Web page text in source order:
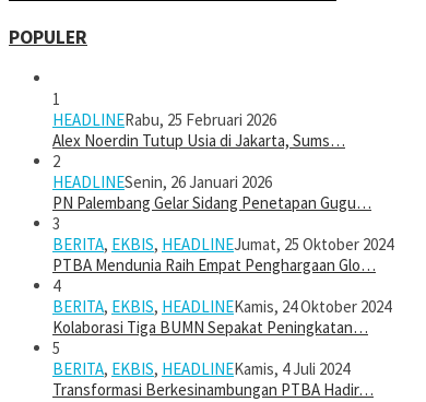
POPULER
1
HEADLINERabu, 25 Februari 2026
Alex Noerdin Tutup Usia di Jakarta, Sums…
2
HEADLINESenin, 26 Januari 2026
PN Palembang Gelar Sidang Penetapan Gugu…
3
BERITA, EKBIS, HEADLINEJumat, 25 Oktober 2024
PTBA Mendunia Raih Empat Penghargaan Glo…
4
BERITA, EKBIS, HEADLINEKamis, 24 Oktober 2024
Kolaborasi Tiga BUMN Sepakat Peningkatan…
5
BERITA, EKBIS, HEADLINEKamis, 4 Juli 2024
Transformasi Berkesinambungan PTBA Hadir…